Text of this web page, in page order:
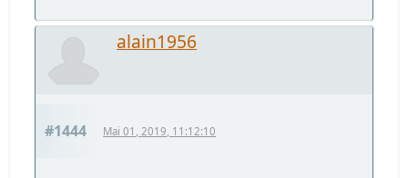
alain1956
#1444 Mai 01, 2019, 11:12:10